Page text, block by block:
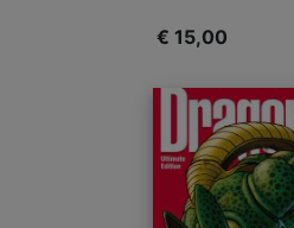
€ 15,00